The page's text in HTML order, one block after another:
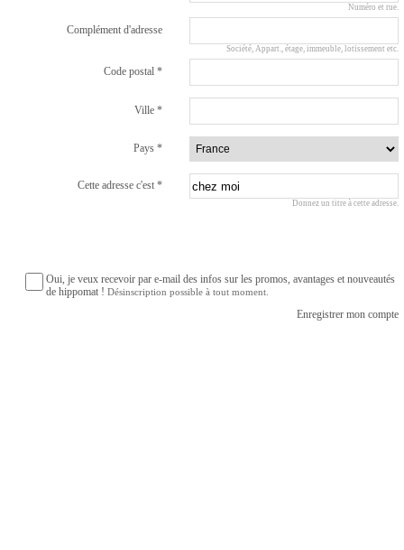
Numéro et rue.
Complément d'adresse
Société, Appart., étage, immeuble, lotissement etc.
Code postal *
Ville *
Pays *
Cette adresse c'est *
Donnez un titre à cette adresse.
Oui, je veux recevoir par e-mail des infos sur les promos, avantages et nouveautés
de hippomat ! Désinscription possible à tout moment.
Enregistrer mon compte